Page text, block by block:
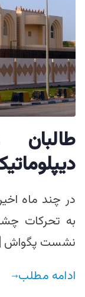
در چند ماه
به تحرکات
نشست پگواش
ادامه مطلب